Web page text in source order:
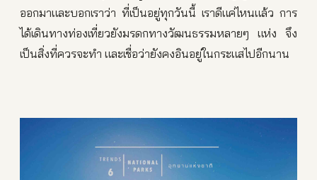
ออกมาและบอกเราว่า ที่เป็นอยู่ทุกวันนี้ เราดีแค่ไหนแล้ว การ
ได้เดินทางท่องเที่ยวยังมรดกทางวัฒนธรรมหลายๆ แห่ง จึง
เป็นสิ่งที่ควรจะทำ และเชื่อว่ายังคงอินอยู่ในกระแสไปอีกนาน